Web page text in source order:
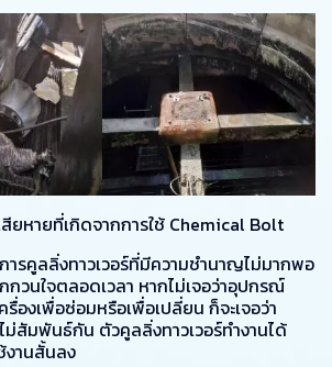
ยหายที่เกิดจากการใช้ Chemical Bolt
รคูลลิ่งทาวเวอร์ที่มีความชำนาญไม่มากพอ
วนใจตลอดเวลา หากไม่เจอว่าอุปกรณ์
องเพื่อซ่อมหรือเพื่อเปลี่ยน ก็จะเจอว่า
สัมพันธ์กัน ตัวคูลลิ่งทาวเวอร์ทำงานได้
งานสั้นลง